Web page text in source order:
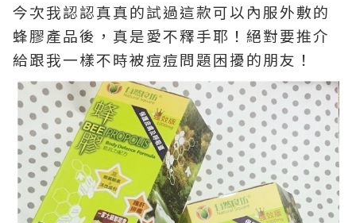
今次我認認真真的試過這款可以內服外敷的
蜂膠產品後，真是愛不釋手耶！絕對要推介
給跟我一樣不時被痘痘問題困擾的朋友！